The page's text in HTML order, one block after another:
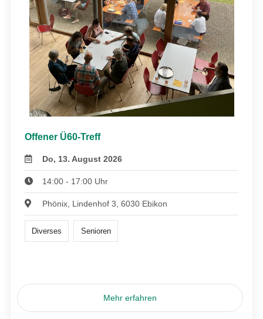
Offener Ü60-Treff
Do, 13. August 2026
14:00 - 17:00 Uhr
Phönix, Lindenhof 3, 6030 Ebikon
Diverses Senioren
Mehr erfahren